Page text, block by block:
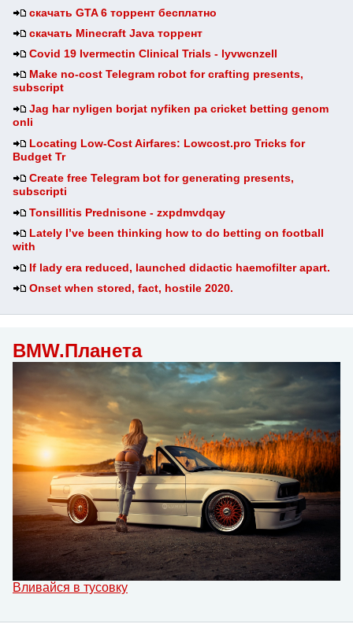
скачать GTA 6 торрент бесплатно
скачать Minecraft Java торрент
Covid 19 Ivermectin Clinical Trials - lyvwcnzell
Make no-cost Telegram robot for crafting presents,
subscript
Jag har nyligen borjat nyfiken pa cricket betting genom
onli
Locating Low-Cost Airfares: Lowcost.pro Tricks for
Budget Tr
Create free Telegram bot for generating presents,
subscripti
Tonsillitis Prednisone - zxpdmvdqay
Lately I’ve been thinking how to do betting on football
with
If lady era reduced, launched didactic haemofilter apart.
Onset when stored, fact, hostile 2020.
BMW.Планета
Вливайся в тусовку